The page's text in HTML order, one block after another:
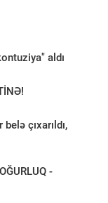
aldı
çıxarıldı,
-